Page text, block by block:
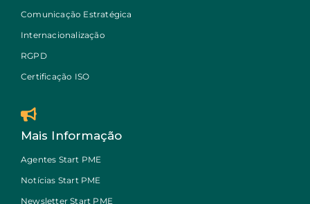
Comunicação Estratégica
Internacionalização
RGPD
Certificação ISO
Mais Informação
Agentes Start PME
Notícias Start PME
Newsletter Start PME